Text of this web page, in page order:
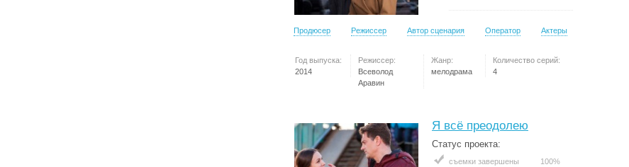
Продюсер Режиссер Автор сценария Оператор Актеры
Год выпуска:
2014
Режиссер:
Всеволод
Аравин
Жанр:
мелодрама
Количество серий:
4
Я всё преодолею
Статус проекта:
съемки завершены 100%